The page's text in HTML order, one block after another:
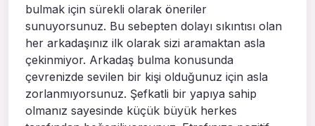
bulmak için sürekli olarak öneriler
sunuyorsunuz. Bu sebepten dolayı sıkıntısı olan
her arkadaşınız ilk olarak sizi aramaktan asla
çekinmiyor. Arkadaş bulma konusunda
çevrenizde sevilen bir kişi olduğunuz için asla
zorlanmıyorsunuz. Şefkatli bir yapıya sahip
olmanız sayesinde küçük büyük herkes